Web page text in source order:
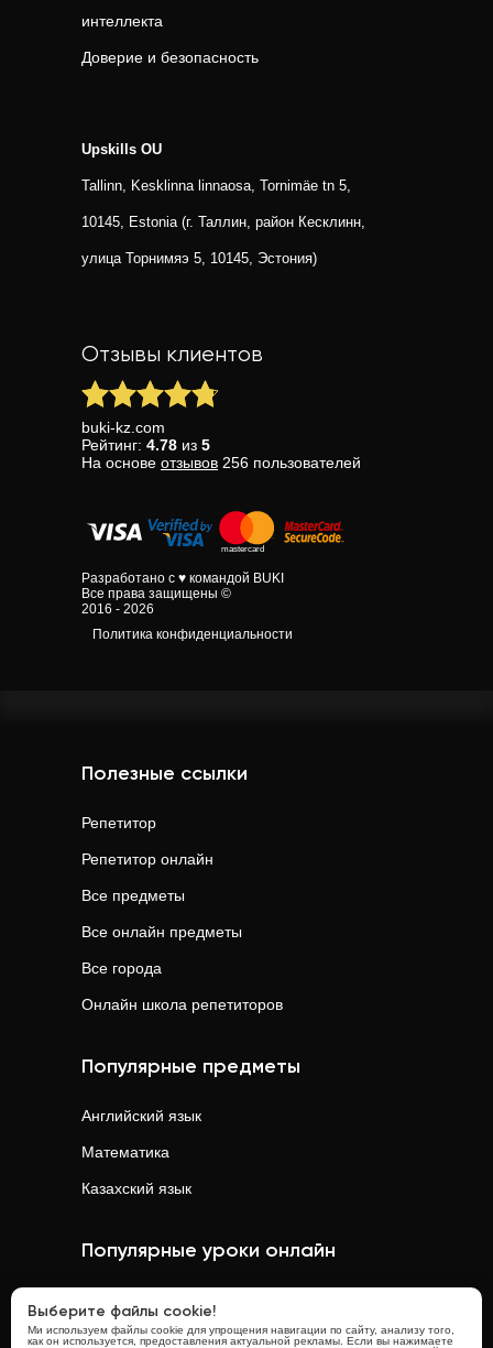
интеллекта
Доверие и безопасность
Upskills OU
Tallinn, Kesklinna linnaosa, Tornimäe tn 5,
10145, Estonia (г. Таллин, район Кесклинн,
улица Торнимяэ 5, 10145, Эстония)
Отзывы клиентов
buki-kz.com
Рейтинг: 4.78 из 5
На основе отзывов 256 пользователей
Разработано с ♥ командой BUKI
Все права защищены ©
2016 - 2026
Политика конфиденциальности
Полезные ссылки
Репетитор
Репетитор онлайн
Все предметы
Все онлайн предметы
Все города
Онлайн школа репетиторов
Популярные предметы
Английский язык
Математика
Казахский язык
Популярные уроки онлайн
Физикаонлайн
Выберите файлы cookie!
Ми используем файлы cookie для упрощения навигации по сайту, анализу того,
как он используется, предоставления актуальной рекламы. Если вы нажимаете